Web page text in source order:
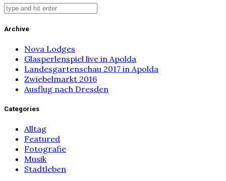
Archive
Nova Lodges
Glasperlenspiel live in Apolda
Landesgartenschau 2017 in Apolda
Zwiebelmarkt 2016
Ausflug nach Dresden
Categories
Alltag
Featured
Fotografie
Musik
Stadtleben